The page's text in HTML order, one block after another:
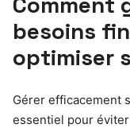
besoins
optimiser
Gérer efficacement
essentiel pour